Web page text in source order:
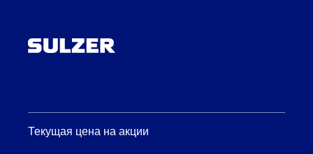
Текущая цена на акции